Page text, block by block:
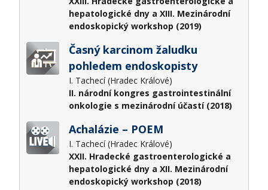
hepatologické dny a XIII. Mezinárodní
endoskopický workshop (2019)
Časný karcinom žaludku
pohledem endoskopisty
I. Tachecí (Hradec Králové)
II. národní kongres gastrointestinální
onkologie s mezinárodní účastí (2018)
Achalázie – POEM
I. Tachecí (Hradec Králové)
XXII. Hradecké gastroenterologické a
hepatologické dny a XII. Mezinárodní
endoskopický workshop (2018)